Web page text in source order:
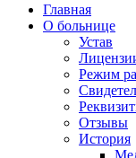
Главная
О больнице
Устав
Режим
Отзывы
История